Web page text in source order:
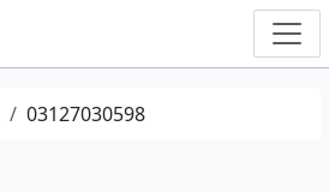
03127030598